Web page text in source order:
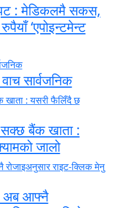
: मेडिकलमै सकस,
‘एपोइन्टमेन्ट
सार्वजनिक
सक्छ बैंक खाता :
जालो
अब आफ्नै